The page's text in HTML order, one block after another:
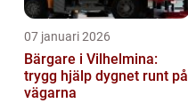
07 januari 2026
Bärgare i Vilhelmina:
trygg hjälp dygnet runt på
vägarna